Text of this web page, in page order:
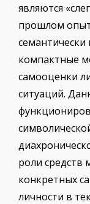
являются
прошлом
компактные
самооценки
ситуаций.
роли средств
конкретных
личности в